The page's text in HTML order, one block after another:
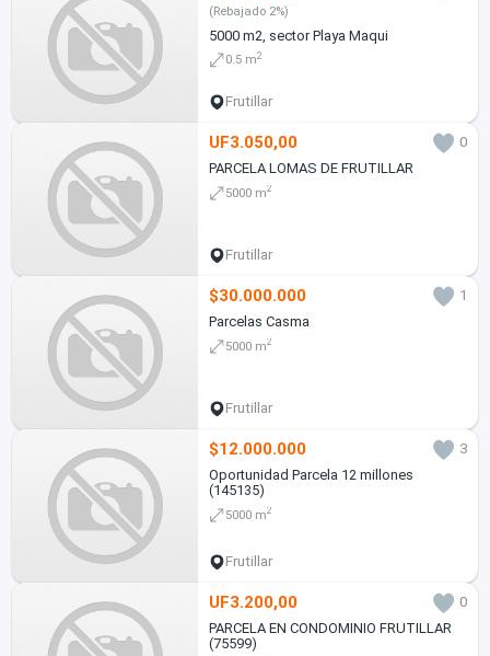
(Rebajado 2%)
5000 m2, sector Playa Maqui
0.5 m2
Frutillar
UF3.050,00
0
PARCELA LOMAS DE FRUTILLAR
5000 m2
Frutillar
$30.000.000
1
Parcelas Casma
5000 m2
Frutillar
$12.000.000
3
Oportunidad Parcela 12 millones
(145135)
5000 m2
Frutillar
UF3.200,00
0
PARCELA EN CONDOMINIO FRUTILLAR
(75599)